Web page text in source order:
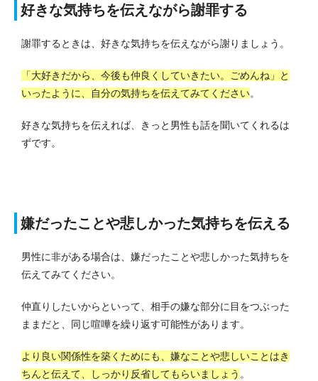
好きな気持ちを伝えながら謝罪する
謝罪するときは、好きな気持ちを伝えながら謝りましょう。
「大好きだから、今後も仲良くしていきたい。ごめんね」と
いったように、自分の気持ちを伝えてみてください。
好きな気持ちを伝えれば、きっと男性も話を聞いてくれるは
ずです。
嫌だったことや悲しかった気持ちを伝える
男性に非がある場合は、嫌だったことや悲しかった気持ちを
伝えてみてください。
仲直りしたいからといって、相手の嫌な部分に目をつぶった
ままだと、同じ喧嘩を繰り返す可能性があります。
より良い関係性を築くためにも、嫌なことや悲しいことはき
ちんと伝えて、しっかり反省してもらいましょう 。